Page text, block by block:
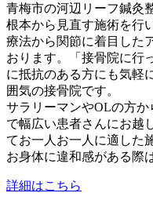
青梅市の河辺リーフ鍼灸
根本から見直す施術を行
療法から関節に着目した
おります。「接骨院に行
に抵抗のある方にも気軽
囲気の接骨院です。
サラリーマンやOLの方か
で幅広い患者さんにお越
てお一人お一人に適した
お身体に違和感がある際
詳細はこちら